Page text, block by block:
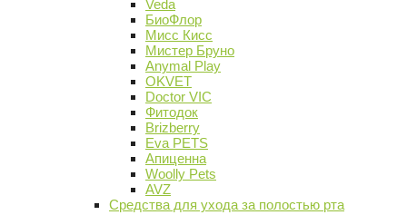
Veda
БиоФлор
Мисс Кисс
Мистер Бруно
Anymal Play
OKVET
Doctor VIC
Фитодок
Brizberry
Eva PETS
Апиценна
Woolly Pets
AVZ
Средства для ухода за полостью рта